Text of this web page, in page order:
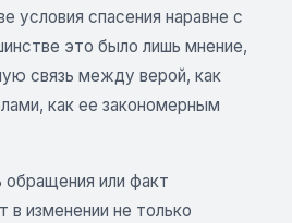
условия спасения наравне с
это было лишь мнение,
связь между верой, как
как ее закономерным
или факт
в изменении не только